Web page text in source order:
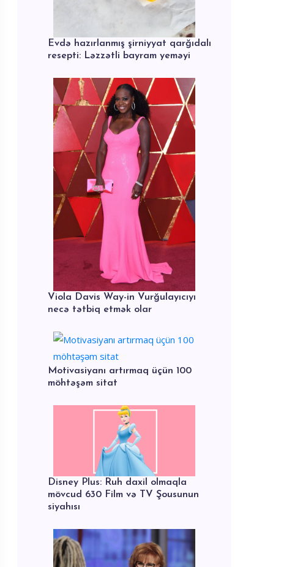
Evdə hazırlanmış şirniyyat qarğıdalı
resepti: Ləzzətli bayram yeməyi
Viola Davis Way-in Vurğulayıcıyı
necə tətbiq etmək olar
Motivasiyanı artırmaq üçün 100
möhtəşəm sitat
Disney Plus: Ruh daxil olmaqla
mövcud 630 Film və TV Şousunun
siyahısı